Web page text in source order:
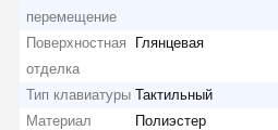
перемещение
Поверхностная
отделка
Глянцевая
Тип клавиатуры Тактильный
Материал
Полиэстер